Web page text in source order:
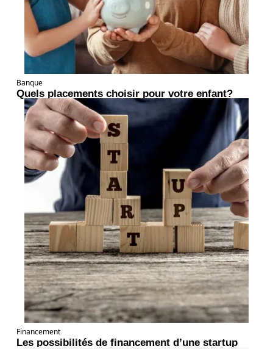
Banque
Quels placements choisir pour votre enfant?
Financement
Les possibilités de financement d’une startup